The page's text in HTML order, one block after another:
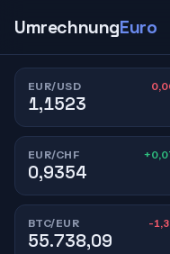
UmrechnungEuro
EUR/USD
1,1523
EUR/CHF
0,9354
BTC/EUR -
55.738,09